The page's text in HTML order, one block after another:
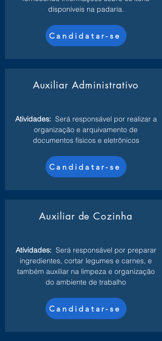
disponíveis na padaria.
Candidatar-se
Auxiliar Administrativo
Atividades: Será responsável por realizar a
organização e arquivamento de
documentos físicos e eletrônicos
Candidatar-se
Auxiliar de Cozinha
Atividades: Será responsável por preparar
ingredientes, cortar legumes e carnes, e
também auxiliar na limpeza e organização
do ambiente de trabalho
Candidatar-se